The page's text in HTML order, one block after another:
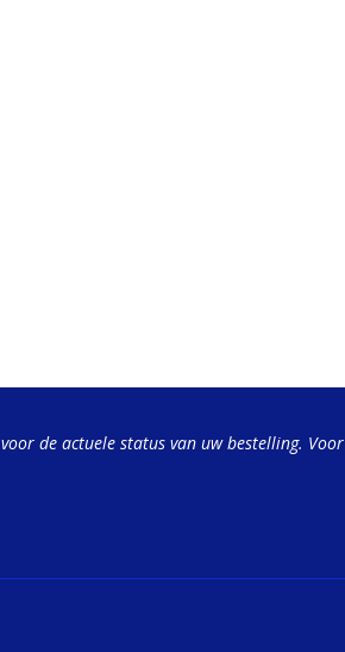
voor de actuele status van uw bestelling. Voor